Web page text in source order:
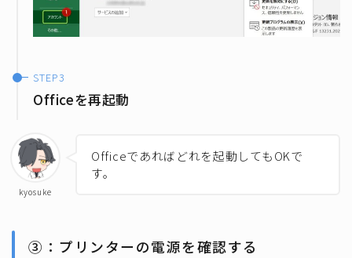
Officeを再起動
kyosuke
Officeであればどれを起動してもOKで
す。
③：プリンターの電源を確認する